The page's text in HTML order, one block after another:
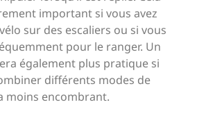
important si vous avez
sur des escaliers ou si vous
pour le ranger. Un
également plus pratique si
différents modes de
moins encombrant.